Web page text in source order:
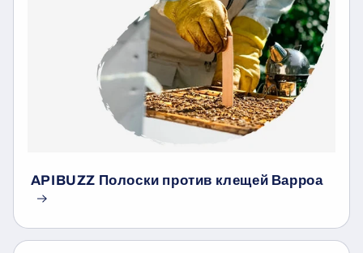
APIBUZZ Полоски против клещей Варроа